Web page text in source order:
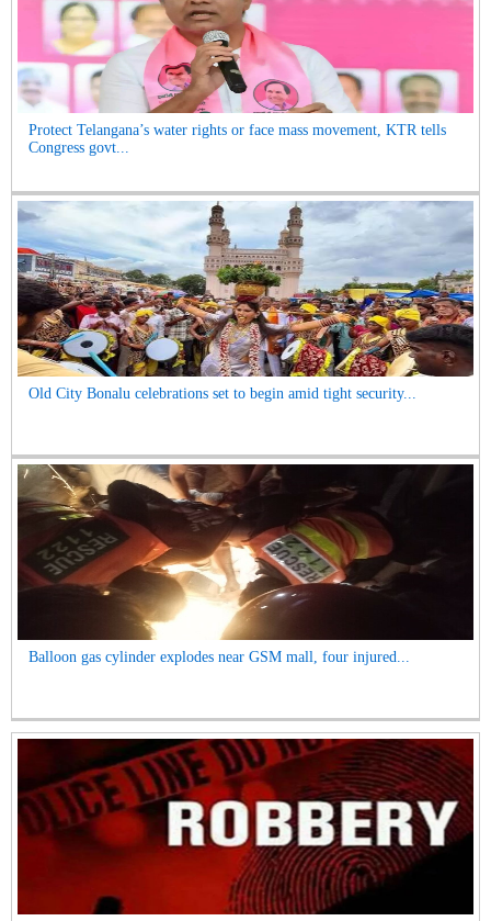
Protect Telangana’s water rights or face mass movement, KTR tells
Congress govt...
Old City Bonalu celebrations set to begin amid tight security...
Balloon gas cylinder explodes near GSM mall, four injured...